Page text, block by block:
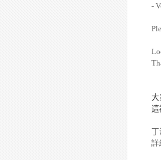
-
大
這
丁
詳